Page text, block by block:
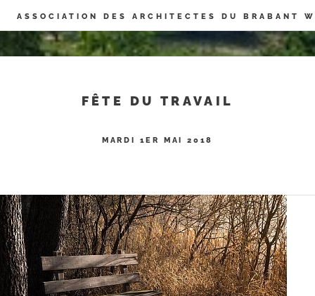
Panneau de gestion des cookies
ASSOCIATION DES ARCHITECTES DU BRABANT
FÊTE DU TRAVAIL
MARDI 1ER MAI 2018